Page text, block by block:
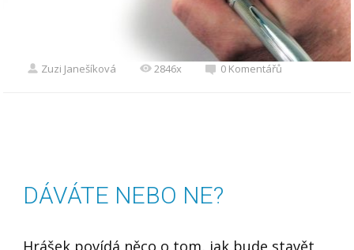
Zuzi Janešíková 2846x 0 Komentářů
DÁVÁTE NEBO NE?
Hrášek povídá něco o tom, jak bude stavět